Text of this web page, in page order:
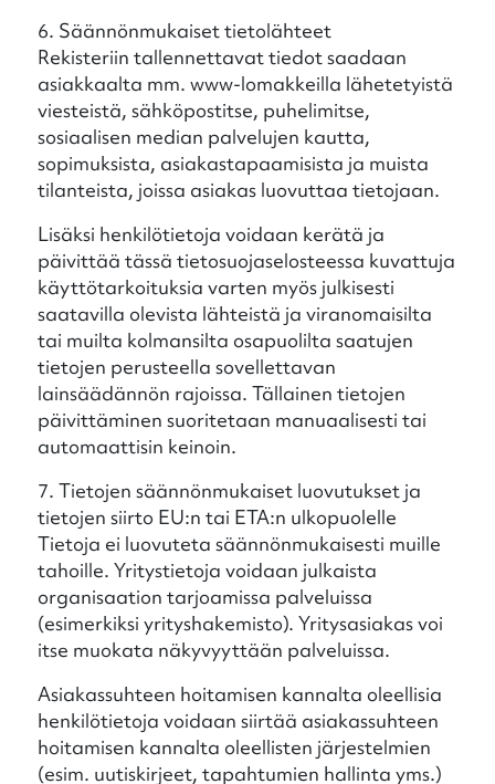
6. Säännönmukaiset tietolähteet
Rekisteriin tallennettavat tiedot saadaan
asiakkaalta mm. www-lomakkeilla lähetetyistä
viesteistä, sähköpostitse, puhelimitse,
sosiaalisen median palvelujen kautta,
sopimuksista, asiakastapaamisista ja muista
tilanteista, joissa asiakas luovuttaa tietojaan.
Lisäksi henkilötietoja voidaan kerätä ja
päivittää tässä tietosuojaselosteessa kuvattuja
käyttötarkoituksia varten myös julkisesti
saatavilla olevista lähteistä ja viranomaisilta
tai muilta kolmansilta osapuolilta saatujen
tietojen perusteella sovellettavan
lainsäädännön rajoissa. Tällainen tietojen
päivittäminen suoritetaan manuaalisesti tai
automaattisin keinoin.
7. Tietojen säännönmukaiset luovutukset ja
tietojen siirto EU:n tai ETA:n ulkopuolelle
Tietoja ei luovuteta säännönmukaisesti muille
tahoille. Yritystietoja voidaan julkaista
organisaation tarjoamissa palveluissa
(esimerkiksi yrityshakemisto). Yritysasiakas voi
itse muokata näkyvyyttään palveluissa.
Asiakassuhteen hoitamisen kannalta oleellisia
henkilötietoja voidaan siirtää asiakassuhteen
hoitamisen kannalta oleellisten järjestelmien
(esim. uutiskirjeet, tapahtumien hallinta yms.)